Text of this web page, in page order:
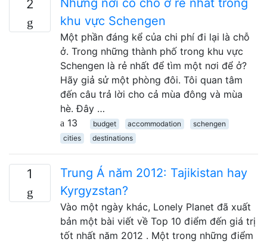
2
khu vực Schengen
Một phần đáng kể của chi phí đi lại là chỗ
ở. Trong những thành phố trong khu vực
Schengen là rẻ nhất để tìm một nơi để ở?
Hãy giả sử một phòng đôi. Tôi quan tâm
đến câu trả lời cho cả mùa đông và mùa
hè. Đây …
13
budget accommodation
schengen
cities
destinations
1
Trung Á năm 2012: Tajikistan hay
Kyrgyzstan?
Vào một ngày khác, Lonely Planet đã xuất
bản một bài viết về Top 10 điểm đến giá trị
tốt nhất năm 2012 . Một trong những điểm